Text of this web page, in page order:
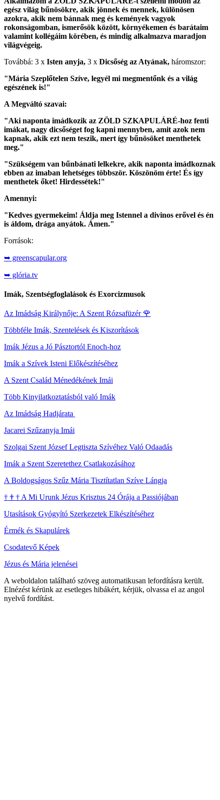
egész világ bűnösökre, akik jönnek és mennek, különösen
azokra, akik nem bánnak meg és kemények vagyok
rokonságomban, ismerősök között, környékemen és barátaim
valamint kollégáim körében, és mindig alkalmazva maradjon
világvégeig.
Továbbá: 3 x Isten anyja, 3 x Dicsőség az Atyának, háromszor:
"Mária Szeplőtelen Szíve, legyél mi megmentőnk és a világ
egészének is!"
A Megváltó szavai:
"Aki naponta imádkozik az ZÖLD SZKAPULÁRÉ-hoz fenti
imákat, nagy dicsőséget fog kapni mennyben, amit azok nem
kapnak, akik ezt nem teszik, mert így bűnösöket menthetek
meg."
"Szükségem van bűnbánati lelkekre, akik naponta imádkoznak
ebben az imaban lehetséges többször. Köszönöm érte! És így
menthetek őket! Hirdessétek!"
Amennyi:
"Kedves gyermekeim! Áldja meg Istennel a divinos erővel és én
is áldom, drága anyátok. Ámen."
Források:
➥ greenscapular.org
➥ glória.tv
Imák, Szentségfoglalások és Exorcizmusok
Az Imádság Királynője: A Szent Rózsafüzér 🌹
Többféle Imák, Szentelések és Kiszorítások
Imák Jézus a Jó Pásztortól Enoch-hoz
Imák a Szívek Isteni Előkészítéséhez
A Szent Család Ménedékének Imái
Több Kinyilatkoztatásból való Imák
Az Imádság Hadjárata
Jacarei Szűzanyja Imái
Szolgai Szent József Legtiszta Szívéhez Való Odaadás
Imák a Szent Szeretethez Csatlakozásához
A Boldogságos Szűz Mária Tisztítatlan Szíve Lángja
† † † A Mi Urunk Jézus Krisztus 24 Órája a Passiójában
Utasítások Gyógyító Szerkezetek Elkészítéséhez
Érmék és Skapulárek
Csodatevő Képek
Jézus és Mária jelenései
A weboldalon található szöveg automatikusan lefordításra került.
Elnézést kérünk az esetleges hibákért, kérjük, olvassa el az angol
nyelvű fordítást.